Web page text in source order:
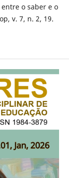
o saber e o
v. 7, n. 2, 19.